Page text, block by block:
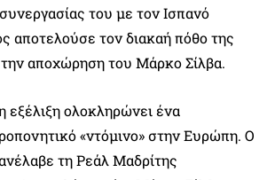
του με τον Ισπανό
αποτελούσε τον διακαή πόθο της
την αποχώρηση του Μάρκο Σίλβα.
εξέλιξη ολοκληρώνει ένα
«ντόμινο» στην Ευρώπη. Ο
τη Ρεάλ Μαδρίτης